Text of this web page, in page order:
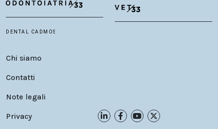
Chi siamo
Contatti
Note legali
Privacy